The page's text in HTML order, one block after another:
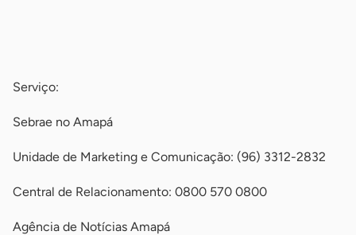
Serviço:
Sebrae no Amapá
Unidade de Marketing e Comunicação: (96) 3312-2832
Central de Relacionamento: 0800 570 0800
Agência de Notícias Amapá